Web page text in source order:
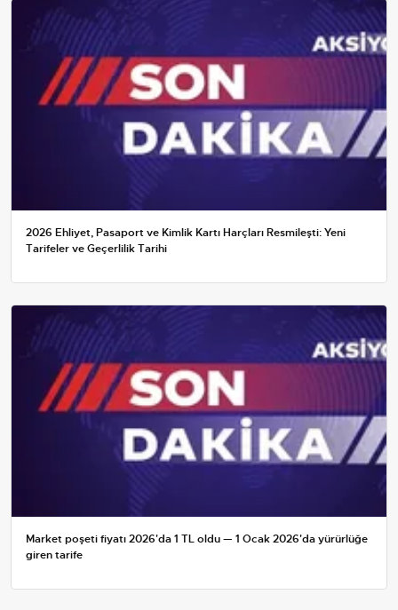
2026 Ehliyet, Pasaport ve Kimlik Kartı Harçları Resmileşti: Yeni
Tarifeler ve Geçerlilik Tarihi
Market poşeti fiyatı 2026'da 1 TL oldu — 1 Ocak 2026'da yürürlüğe
giren tarife